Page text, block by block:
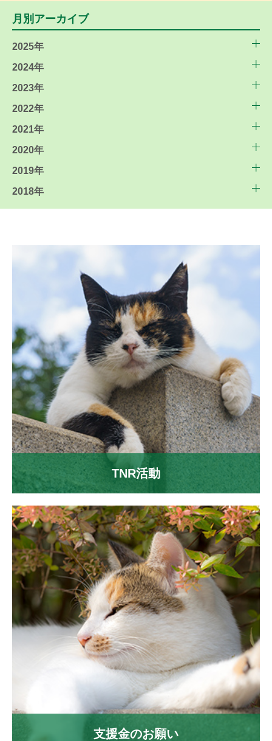
月別アーカイブ
2025年
2024年
2023年
2022年
2021年
2020年
2019年
2018年
TNR活動
支援金のお願い